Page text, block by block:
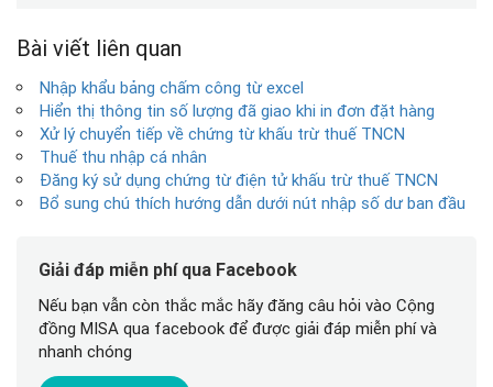
Bài viết liên quan
Nhập khẩu bảng chấm công từ excel
Hiển thị thông tin số lượng đã giao khi in đơn đặt hàng
Xử lý chuyển tiếp về chứng từ khấu trừ thuế TNCN
Thuế thu nhập cá nhân
Đăng ký sử dụng chứng từ điện tử khấu trừ thuế TNCN
Bổ sung chú thích hướng dẫn dưới nút nhập số dư ban đầu
Giải đáp miễn phí qua Facebook
Nếu bạn vẫn còn thắc mắc hãy đăng câu hỏi vào Cộng
đồng MISA qua facebook để được giải đáp miễn phí và
nhanh chóng